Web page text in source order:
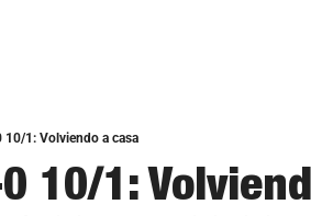
10/1: Volviendo a casa
10/1: